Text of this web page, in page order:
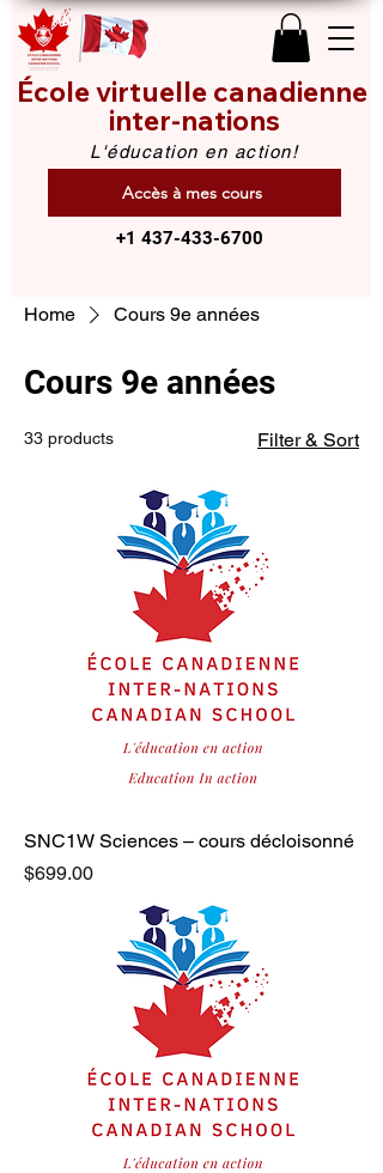
École virtuelle canadienne
inter-nations
L'éducation en action!
+1 437-433-6700
Accès à mes cours
Home Cours 9e années
Cours 9e années
33 products Filter & Sort
SNC1W Sciences – cours décloisonné
Price
$699.00